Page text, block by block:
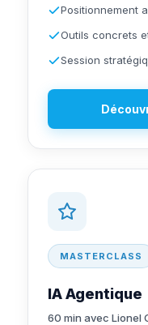
Positionnement
Outils concrets
Session
MASTERCLASS
IA Agentique
60 min avec Lionel